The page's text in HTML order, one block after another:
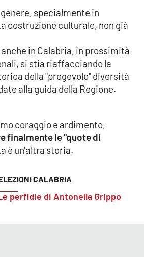
CALABRIA
perfidie di Antonella Grippo
specialmente in
costruzione culturale, non già
anche in Calabria, in prossimità
si stia riaffacciando la
della "pregevole" diversità
alla guida della Regione.
coraggio e ardimento,
finalmente le "quote di
è un'altra storia.